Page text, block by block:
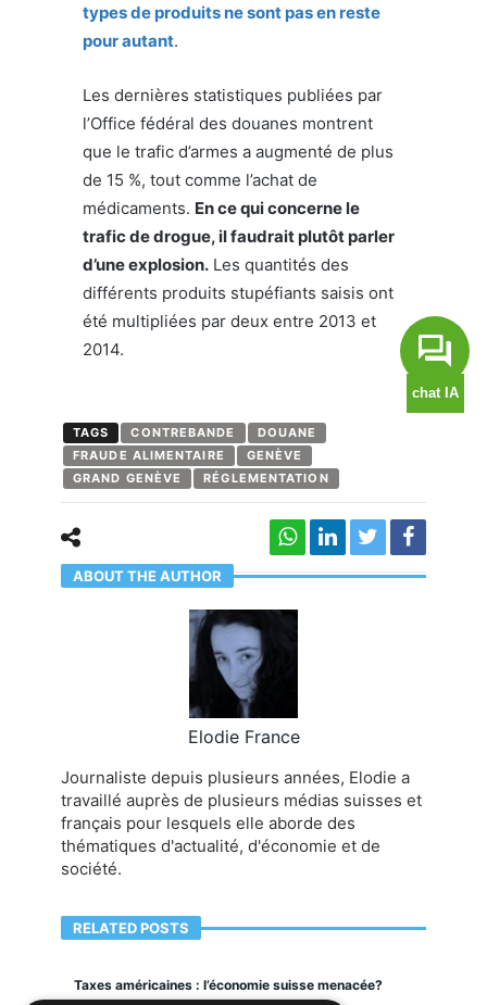
types de produits ne sont pas en reste
pour autant.
Les dernières statistiques publiées par
l’Office fédéral des douanes montrent
que le trafic d’armes a augmenté de plus
de 15 %, tout comme l’achat de
médicaments. En ce qui concerne le
trafic de drogue, il faudrait plutôt parler
d’une explosion. Les quantités des
différents produits stupéfiants saisis ont
été multipliées par deux entre 2013 et
2014.
TAGS CONTREBANDE
DOUANE
FRAUDE ALIMENTAIRE
GENÈVE
GRAND GENÈVE
RÉGLEMENTATION
ABOUT THE AUTHOR
Elodie France
Journaliste depuis plusieurs années, Elodie a
travaillé auprès de plusieurs médias suisses et
français pour lesquels elle aborde des
thématiques d'actualité, d'économie et de
société.
RELATED POSTS
Taxes américaines : l’économie suisse menacée?